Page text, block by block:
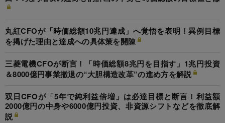
丸紅CFOが「時価総額10兆円達成」へ覚悟を表明！異例目標
を掲げた理由と達成への具体策を開陳
三菱電機CFOが断言！「時価総額8兆円を目指す」1兆円投資
＆8000億円事業撤退の“大胆構造改革”の進め方を解説
双日CFOが「5年で純利益倍増」は必達目標と断言！利益額
2000億円の中身や6000億円投資、非資源シフトなどを徹底解
説